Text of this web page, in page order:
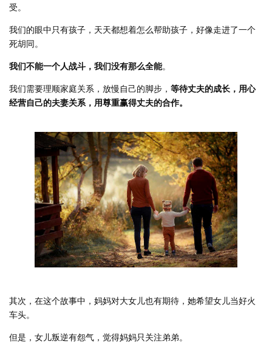
受。
我们的眼中只有孩子，天天都想着怎么帮助孩子，好像走进了一个
死胡同。
我们不能一个人战斗，我们没有那么全能。
我们需要理顺家庭关系，放慢自己的脚步， 等待丈夫的成长，用心
经营自己的夫妻关系，用尊重赢得丈夫的合作。
其次，在这个故事中，妈妈对大女儿也有期待，她希望女儿当好火
车头。
但是，女儿叛逆有怨气，觉得妈妈只关注弟弟。